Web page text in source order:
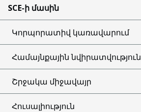
SCE-ի մասին
Կորպորատիվ կառավարում
Համայնքային նվիրատվություն
Շրջակա միջավայր
Հուսալիություն